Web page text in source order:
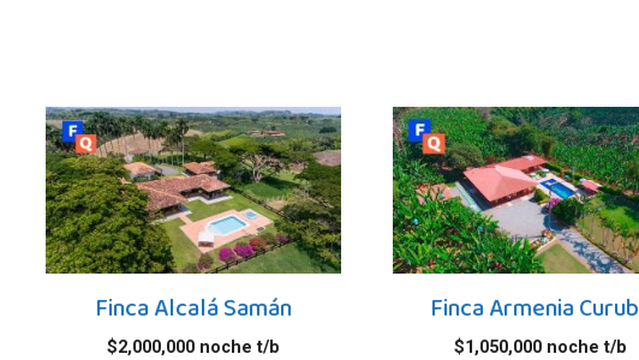
Finca Alcalá Samán
$2,000,000noche t/b
Finca Armenia
$1,050,000 noche t/b